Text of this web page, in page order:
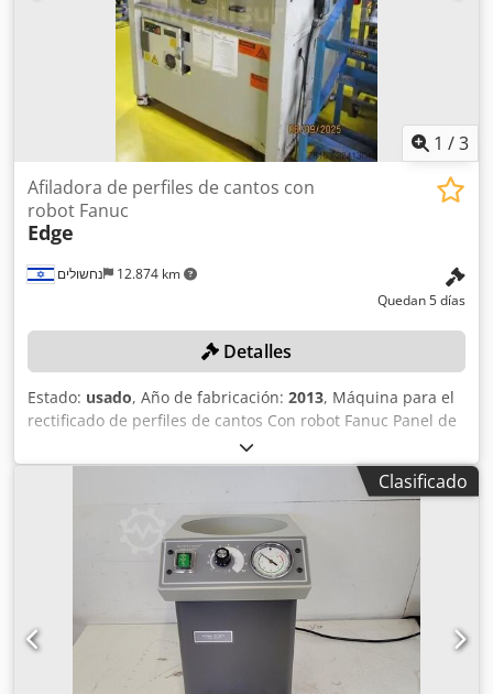
1 /3
נחשולים 12.874 km
Afiladora de perfiles de cantos con
robot Fanuc
Edge
Quedan 5 días
Detalles
Estado: usado, Año de fabricación: 2013, Máquina para el
rectificado de perfiles de cantos Con robot Fanuc Panel de
control y controlador Se requiere que los oferentes
descarguen el documento solicitado por el vendedor
desde el enlace que se indica a continuación. Para las
ventas dentro de Israel, los oferentes deben completar
únicamente la sección 1. Para las ventas de exportación,
los oferentes deben completar y devolver las secciones 1 y
2. Chedozpammopfx Ag Soa Tenga en cuenta las
instrucciones de desmontaje que se indican en la
descripción, ya que forman parte de las condiciones de
venta.
Clasificado